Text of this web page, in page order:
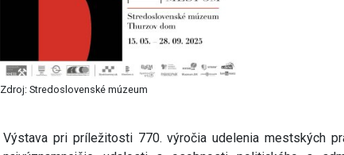
Zdroj: Stredoslovenské múzeum
Výstava pri príležitosti 770. výročia udelenia mestských